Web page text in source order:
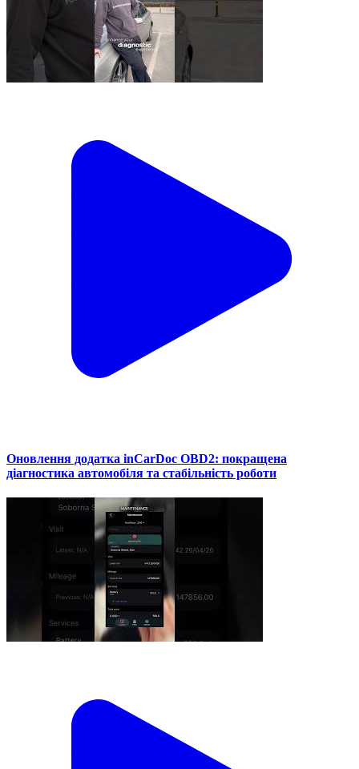
Оновлення додатка inCarDoc OBD2: покращена
діагностика автомобіля та стабільність роботи